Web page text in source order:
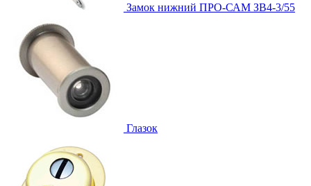
Замок нижний ПРО-САМ ЗВ4-3/55
Глазок